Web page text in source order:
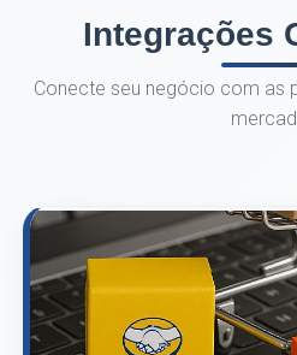
Integrações
Conecte seu negócio com as